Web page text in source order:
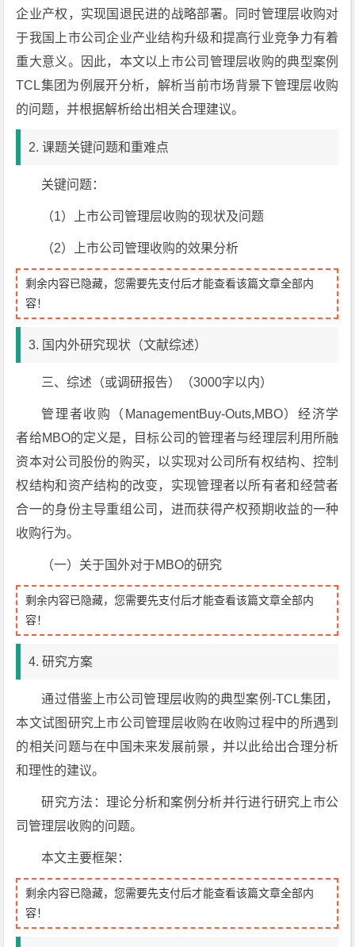
企业产权，实现国退民进的战略部署。同时管理层收购对
于我国上市公司企业产业结构升级和提高行业竞争力有着
重大意义。因此，本文以上市公司管理层收购的典型案例
TCL集团为例展开分析，解析当前市场背景下管理层收购
的问题，并根据解析给出相关合理建议。
2. 课题关键问题和重难点
关键问题：
（1）上市公司管理层收购的现状及问题
（2）上市公司管理收购的效果分析
剩余内容已隐藏，您需要先支付后才能查看该篇文章全部内
容！
3. 国内外研究现状（文献综述）
三、综述（或调研报告）（3000字以内）
管理者收购（ManagementBuy-Outs,MBO）经济学
者给MBO的定义是，目标公司的管理者与经理层利用所融
资本对公司股份的购买，以实现对公司所有权结构、控制
权结构和资产结构的改变，实现管理者以所有者和经营者
合一的身份主导重组公司，进而获得产权预期收益的一种
收购行为。
（一）关于国外对于MBO的研究
剩余内容已隐藏，您需要先支付后才能查看该篇文章全部内
容！
4. 研究方案
通过借鉴上市公司管理层收购的典型案例-TCL集团，
本文试图研究上市公司管理层收购在收购过程中的所遇到
的相关问题与在中国未来发展前景，并以此给出合理分析
和理性的建议。
研究方法：理论分析和案例分析并行进行研究上市公
司管理层收购的问题。
本文主要框架：
剩余内容已隐藏，您需要先支付后才能查看该篇文章全部内
容！